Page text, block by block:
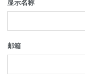
显示名称
邮箱